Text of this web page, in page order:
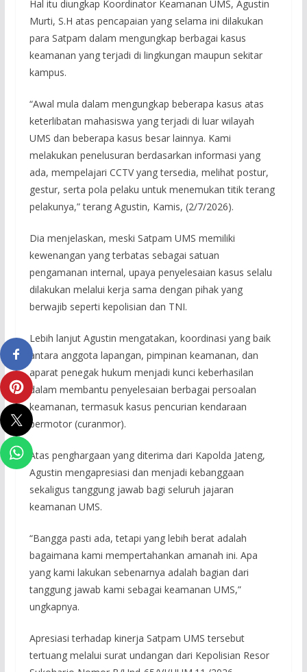
Hal itu diungkap Koordinator Keamanan UMS, Agustin
Murti, S.H atas pencapaian yang selama ini dilakukan
para Satpam dalam mengungkap berbagai kasus
keamanan yang terjadi di lingkungan maupun sekitar
kampus.
“Awal mula dalam mengungkap beberapa kasus atas
keterlibatan mahasiswa yang terjadi di luar wilayah
UMS dan beberapa kasus besar lainnya. Kami
melakukan penelusuran berdasarkan informasi yang
ada, mempelajari CCTV yang tersedia, melihat postur,
gestur, serta pola pelaku untuk menemukan titik terang
pelakunya,” terang Agustin, Kamis, (2/7/2026).
Dia menjelaskan, meski Satpam UMS memiliki
kewenangan yang terbatas sebagai satuan
pengamanan internal, upaya penyelesaian kasus selalu
dilakukan melalui kerja sama dengan pihak yang
berwajib seperti kepolisian dan TNI.
Lebih lanjut Agustin mengatakan, koordinasi yang baik
antara anggota lapangan, pimpinan keamanan, dan
aparat penegak hukum menjadi kunci keberhasilan
dalam membantu penyelesaian berbagai persoalan
keamanan, termasuk kasus pencurian kendaraan
bermotor (curanmor).
Atas penghargaan yang diterima dari Kapolda Jateng,
Agustin mengapresiasi dan menjadi kebanggaan
sekaligus tanggung jawab bagi seluruh jajaran
keamanan UMS.
“Bangga pasti ada, tetapi yang lebih berat adalah
bagaimana kami mempertahankan amanah ini. Apa
yang kami lakukan sebenarnya adalah bagian dari
tanggung jawab kami sebagai keamanan UMS,”
ungkapnya.
Apresiasi terhadap kinerja Satpam UMS tersebut
tertuang melalui surat undangan dari Kepolisian Resor